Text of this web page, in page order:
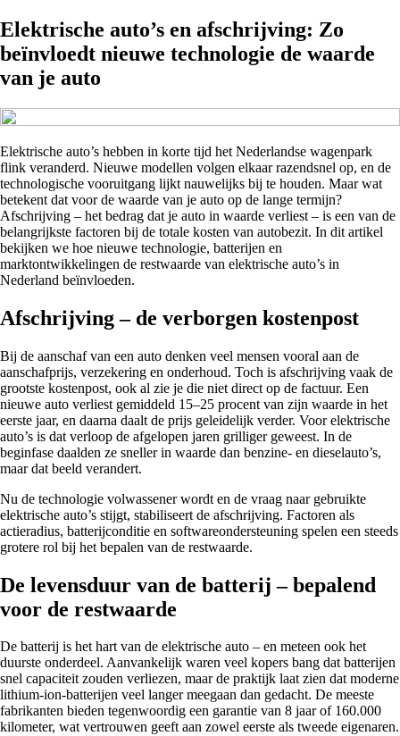
Elektrische auto’s en afschrijving: Zo
beïnvloedt nieuwe technologie de waarde
van je auto
Elektrische auto’s hebben in korte tijd het Nederlandse wagenpark
flink veranderd. Nieuwe modellen volgen elkaar razendsnel op, en de
technologische vooruitgang lijkt nauwelijks bij te houden. Maar wat
betekent dat voor de waarde van je auto op de lange termijn?
Afschrijving – het bedrag dat je auto in waarde verliest – is een van de
belangrijkste factoren bij de totale kosten van autobezit. In dit artikel
bekijken we hoe nieuwe technologie, batterijen en
marktontwikkelingen de restwaarde van elektrische auto’s in
Nederland beïnvloeden.
Afschrijving – de verborgen kostenpost
Bij de aanschaf van een auto denken veel mensen vooral aan de
aanschafprijs, verzekering en onderhoud. Toch is afschrijving vaak de
grootste kostenpost, ook al zie je die niet direct op de factuur. Een
nieuwe auto verliest gemiddeld 15–25 procent van zijn waarde in het
eerste jaar, en daarna daalt de prijs geleidelijk verder. Voor elektrische
auto’s is dat verloop de afgelopen jaren grilliger geweest. In de
beginfase daalden ze sneller in waarde dan benzine- en dieselauto’s,
maar dat beeld verandert.
Nu de technologie volwassener wordt en de vraag naar gebruikte
elektrische auto’s stijgt, stabiliseert de afschrijving. Factoren als
actieradius, batterijconditie en softwareondersteuning spelen een steeds
grotere rol bij het bepalen van de restwaarde.
De levensduur van de batterij – bepalend
voor de restwaarde
De batterij is het hart van de elektrische auto – en meteen ook het
duurste onderdeel. Aanvankelijk waren veel kopers bang dat batterijen
snel capaciteit zouden verliezen, maar de praktijk laat zien dat moderne
lithium-ion-batterijen veel langer meegaan dan gedacht. De meeste
fabrikanten bieden tegenwoordig een garantie van 8 jaar of 160.000
kilometer, wat vertrouwen geeft aan zowel eerste als tweede eigenaren.